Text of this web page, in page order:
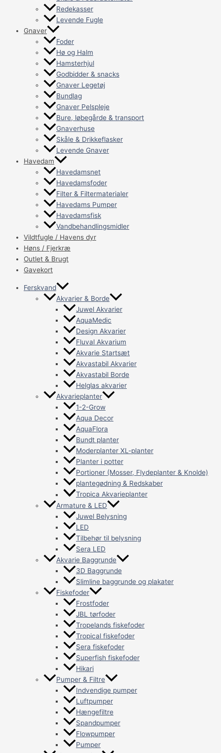
Redekasser
Levende Fugle
Gnaver
Foder
Hø og Halm
Hamsterhjul
Godbidder & snacks
Gnaver Legetøj
Bundlag
Gnaver Pelspleje
Bure, løbegårde & transport
Gnaverhuse
Skåle & Drikkeflasker
Levende Gnaver
Havedam
Havedamsnet
Havedamsfoder
Filter & Filtermaterialer
Havedams Pumper
Havedamsfisk
Vandbehandlingsmidler
Vildtfugle / Havens dyr
Høns / Fjerkræ
Outlet & Brugt
Gavekort
Ferskvand
Akvarier & Borde
Juwel Akvarier
AquaMedic
Design Akvarier
Fluval Akvarium
Akvarie Startsæt
Akvastabil Akvarier
Akvastabil Borde
Helglas akvarier
Akvarieplanter
1-2-Grow
Aqua Decor
AquaFlora
Bundt planter
Moderplanter XL-planter
Planter i potter
Portioner (Mosser, Flydeplanter & Knolde)
plantegødning & Redskaber
Tropica Akvarieplanter
Armature & LED
Juwel Belysning
LED
Tilbehør til belysning
Sera LED
Akvarie Baggrunde
3D Baggrunde
Slimline baggrunde og plakater
Fiskefoder
Frostfoder
JBL tørfoder
Tropelands fiskefoder
Tropical fiskefoder
Sera fiskefoder
Superfish fiskefoder
Hikari
Pumper & Filtre
Indvendige pumper
Luftpumper
Hængefiltre
Spandpumper
Flowpumper
Pumper